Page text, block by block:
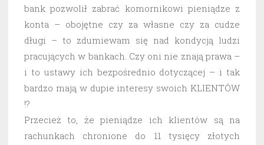
bank pozwolił zabrać komornikowi pieniądze z
konta – obojętne czy za własne czy za cudze
długi – to zdumiewam się nad kondycją ludzi
pracujących w bankach. Czy oni nie znają prawa –
i to ustawy ich bezpośrednio dotyczącej – i tak
bardzo mają w dupie interesy swoich KLIENTÓW
!?
Przecież to, że pieniądze ich klientów są na
rachunkach chronione do 11 tysięcy złotych